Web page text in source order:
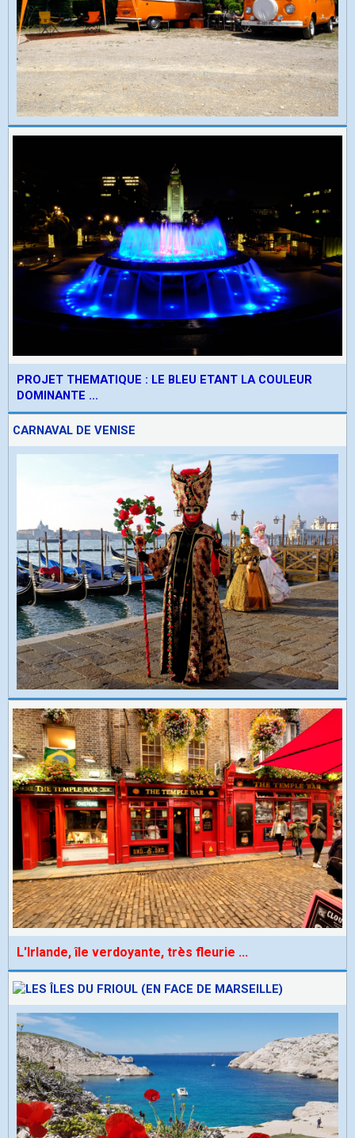
PROJET THEMATIQUE : LE BLEU ETANT LA COULEUR
DOMINANTE ...
CARNAVAL DE VENISE
L'Irlande, île verdoyante, très fleurie ...